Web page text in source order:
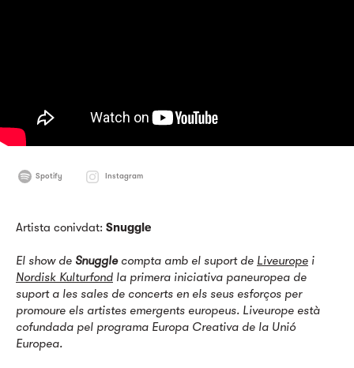
Spotify Instagram
Artista conivdat: Snuggle
El show de Snugglecompta amb el suport de Liveurope i
Nordisk Kulturfond la primera iniciativa paneuropea de
suport a les sales de concerts en els seus esforços per
promoure els artistes emergents europeus. Liveurope està
cofundada pel programa Europa Creativa de la Unió
Europea.